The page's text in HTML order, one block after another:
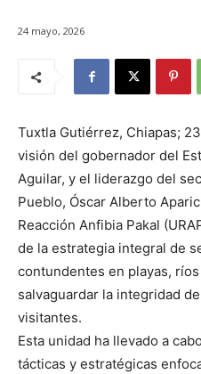
24 mayo, 2026
Tuxtla Gutiérrez, Chiapas;
visión del gobernador del
Aguilar, y el liderazgo del
Pueblo, Óscar Alberto
Reacción Anfibia Pakal
de la estrategia integral de
contundentes en playas,
salvaguardar la integridad
visitantes.
Esta unidad ha llevado a
tácticas y estratégicas